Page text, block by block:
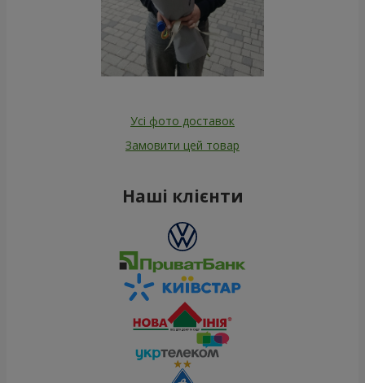
Усі фото доставок
Замовити цей товар
Наші клієнти